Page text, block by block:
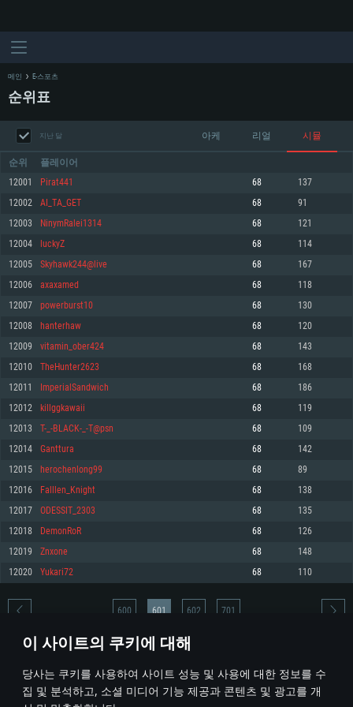
이 사이트의 쿠키에 대해
당사는 쿠키를 사용하여 사이트 성능 및 사용에 대한 정보를 수
집 및 분석하고, 소셜 미디어 기능 제공과 콘텐츠 및 광고를 개
최소사양
운영체제: Windows 10 (64 bit)
프로세서: 2.2 GHz 듀얼코어 이상
메모리: 4GB
그래픽 카드: DirectX 11 이상을 지원하는 AMD Radeon 77XX / NVIDIA
GeForce GT 660. 최소 사양 해상도: 720p
네트워크: 브로드밴드 인터넷
여유 저장 공간: 22.1 GB (최소 클라이언트)
권장 사양
570 혹은 그 이상
여유 저장 공간: 62.2 GB (전체 클라이언트)
최소사양
운영체제: Mac OS Big Sur 11.0
프로세서: 최소 2.2 GHz의 Core i5 (Intel Xeon 은 지원하지 않습니다)
메모리: 6 GB
그래픽 카드: Metal 을 지원하는 Intel Iris Pro 5200 (Mac), 혹은 이와 비슷한 성
능을 가지는 Mac 버전의 AMD/Nvidia. 최소 해상도: 720p
네트워크: 브로드밴드 인터넷
여유 저장 공간: 22.1 GB (최소 클라이언트)
권장 사양
네트워크: 브로드밴드 인터넷
여유 저장 공간: 62.2 GB (전체 클라이언트)
최소사양
운영체제: 64bit Linux 중 최신 버전
프로세서: 2.4 GHz 듀얼코어
메모리: 4 GB
그래픽 카드: Vulkan 을 지원하고, 최신 그래픽 드라이버를 지원하는 NVIDIA
660 (6개월 미만) 혹은 그와 동급의 성능을 가지며 최신 그래픽 드라이버를 지
원하는 AMD (6개월 미만; 최소사양 지원 해상도 720p)
네트워크: 브로드밴드 인터넷
여유 저장 공간: 22.1 GB (최소 클라이언트)
권장 사양
운영체제: Ubuntu 20.04 64bit
프로세서: Intel Core i7
메모리: 16 GB
그래픽 카드: Vulkan 을 지원하고, 최신 그래픽 드라이버를 지원하는 NVIDIA
1060 (6개월 미만) 혹은 그와 동급의 성능을 가지며 최신 그래픽 드라이버를
지원하는 AMD RX 570 (6개월 미만; 최소사양 지원 해상도 720p) 이상
여유 저장 공간: 62.2 GB (전체 클라이언트)
메인 E-스포츠
순위표
지난 달 아케 리얼 시뮬
순위 플레이어
12001 Pirat441 68 137
12002 AI_TA_GET 68 91
12003 NinymRalei1314 68 121
12004 luckyZ 68 114
12005 Skyhawk244@live 68 167
12006 axaxamed 68 118
12007 powerburst10 68 130
12008 hanterhaw 68 120
12009 vitamin_ober424 68 143
12010 TheHunter2623 68 168
12011 ImperialSandwich 68 186
12012 killggkawaii 68 119
12013 T-_-BLACK-_-T@psn 68 109
12014 Ganttura 68 142
12015 herochenlong99 68 89
12016 Falllen_Knight 68 138
12017 ODESSIT_2303 68 135
12018 DemonRoR 68 126
12019 Znxone 68 148
12020 Yukari72 68 110
* 순위표는 매일 1회 갱신됩니다
600 601 602 701